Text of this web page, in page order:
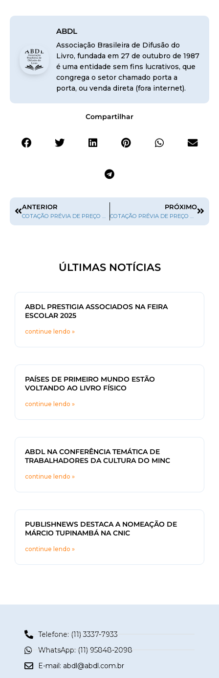
ABDL
Associação Brasileira de Difusão do
Livro, fundada em 27 de outubro de 1987
é uma entidade sem fins lucrativos, que
congrega o setor chamado porta a
porta, ou venda direta (fora internet).
Compartilhar
ANTERIOR
COTAÇÃO PRÉVIA DE PREÇO Nº 06/2012 – CONVÊNIO 773769/2012
PRÓXIMO
COTAÇÃO PRÉVIA DE PREÇO Nº 08/2012 – CONVÊNIO 773769/2012
ÚLTIMAS NOTÍCIAS
ABDL PRESTIGIA ASSOCIADOS NA FEIRA
ESCOLAR 2025
continue lendo »
PAÍSES DE PRIMEIRO MUNDO ESTÃO
VOLTANDO AO LIVRO FÍSICO
continue lendo »
ABDL NA CONFERÊNCIA TEMÁTICA DE
TRABALHADORES DA CULTURA DO MINC
continue lendo »
PUBLISHNEWS DESTACA A NOMEAÇÃO DE
MÁRCIO TUPINAMBÁ NA CNIC
continue lendo »
Telefone: (11) 3337-7933
WhatsApp: (11) 95848-2098
E-mail: abdl@abdl.com.br